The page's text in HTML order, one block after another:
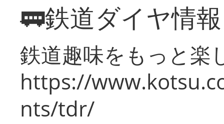
🚃鉄道ダイヤ情
鉄道趣味をもっと楽
https://
nts/tdr/